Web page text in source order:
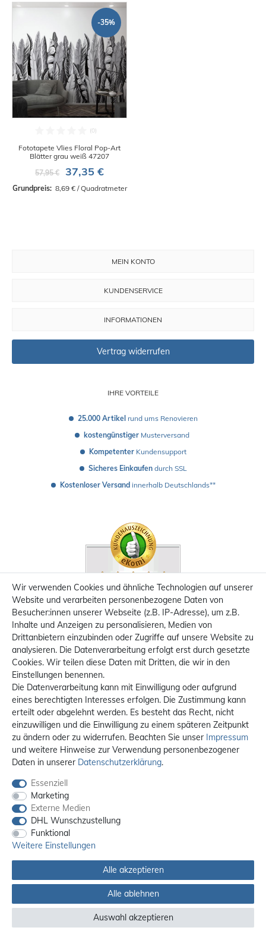
-35%
Fototapete Vlies Floral Pop-Art
Blätter grau weiß 47207
57,95 €
37,35 €
Grundpreis: 8,69 € / Quadratmeter
IHRE VORTEILE
25.000 Artikel rund ums Renovieren
kostengünstiger Musterversand
Kompetenter Kundensupport
Sicheres Einkaufen durch SSL
Kostenloser Versand innerhalb Deutschlands**
MEIN KONTO
KUNDENSERVICE
INFORMATIONEN
Vertrag widerrufen
Versandkosten in andere Länder finden Siehier
© 2012 - 2026 orex.de / powered bycreateyourtemplate
Wir verwenden Cookies und ähnliche Technologien auf unserer
Website und verarbeiten personenbezogene Daten von
Besucher:innen unserer Webseite (z.B. IP-Adresse), um z.B.
Inhalte und Anzeigen zu personalisieren, Medien von
Drittanbietern einzubinden oder Zugriffe auf unsere Website zu
analysieren. Die Datenverarbeitung erfolgt erst durch gesetzte
Cookies. Wir teilen diese Daten mit Dritten, die wir in den
Einstellungen benennen.
Die Datenverarbeitung kann mit Einwilligung oder aufgrund
eines berechtigten Interesses erfolgen. Die Zustimmung kann
erteilt oder abgelehnt werden. Es besteht das Recht, nicht
einzuwilligen und die Einwilligung zu einem späteren Zeitpunkt
zu ändern oder zu widerrufen. Beachten Sie unser Impressum
und weitere Hinweise zur Verwendung personenbezogener
Daten in unserer Daten­schutz­erklärung.
Essenziell
Marketing
Externe Medien
DHL Wunschzustellung
Funktional
Weitere Einstellungen
Alle akzeptieren
Alle ablehnen
Auswahl akzeptieren